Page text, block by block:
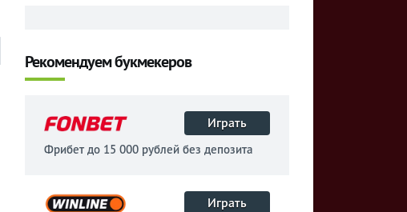
Рекомендуем букмекеров
Играть
Фрибет до 15 000 рублей без депозита
Играть